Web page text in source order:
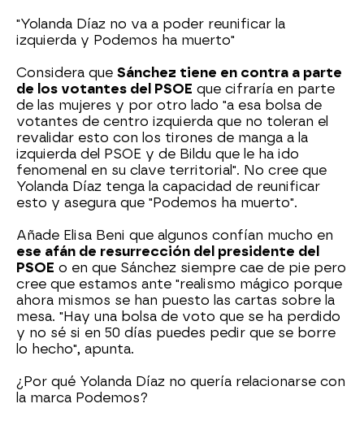
"Yolanda Díaz no va a poder reunificar la
izquierda y Podemos ha muerto"
Considera que Sánchez tiene en contra a parte
de los votantes del PSOE que cifraría en parte
de las mujeres y por otro lado "a esa bolsa de
votantes de centro izquierda que no toleran el
revalidar esto con los tirones de manga a la
izquierda del PSOE y de Bildu que le ha ido
fenomenal en su clave territorial". No cree que
Yolanda Díaz tenga la capacidad de reunificar
esto y asegura que "Podemos ha muerto".
Añade Elisa Beni que algunos confían mucho en
ese afán de resurrección del presidente del
PSOE o en que Sánchez siempre cae de pie pero
cree que estamos ante "realismo mágico porque
ahora mismos se han puesto las cartas sobre la
mesa. "Hay una bolsa de voto que se ha perdido
y no sé si en 50 días puedes pedir que se borre
lo hecho", apunta.
¿Por qué Yolanda Díaz no quería relacionarse con
la marca Podemos?